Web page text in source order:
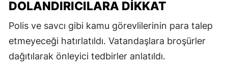
DOLANDIRICILARA DIKKAT
Polis ve savcı gibi kamu görevlilerinin para talep
etmeyeceği hatırlatıldı. Vatandaşlara broşürler
dağıtılarak önleyici tedbirler anlatıldı.